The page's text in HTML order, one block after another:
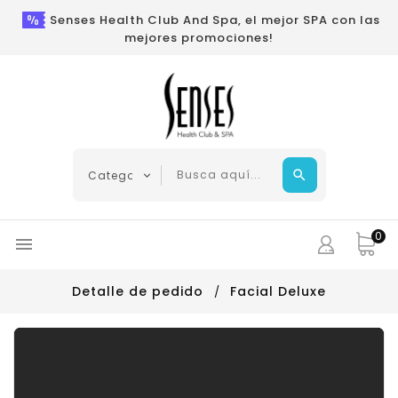
Senses Health Club And Spa, el mejor SPA con las
mejores promociones!
 0
Detalle de pedido Facial Deluxe